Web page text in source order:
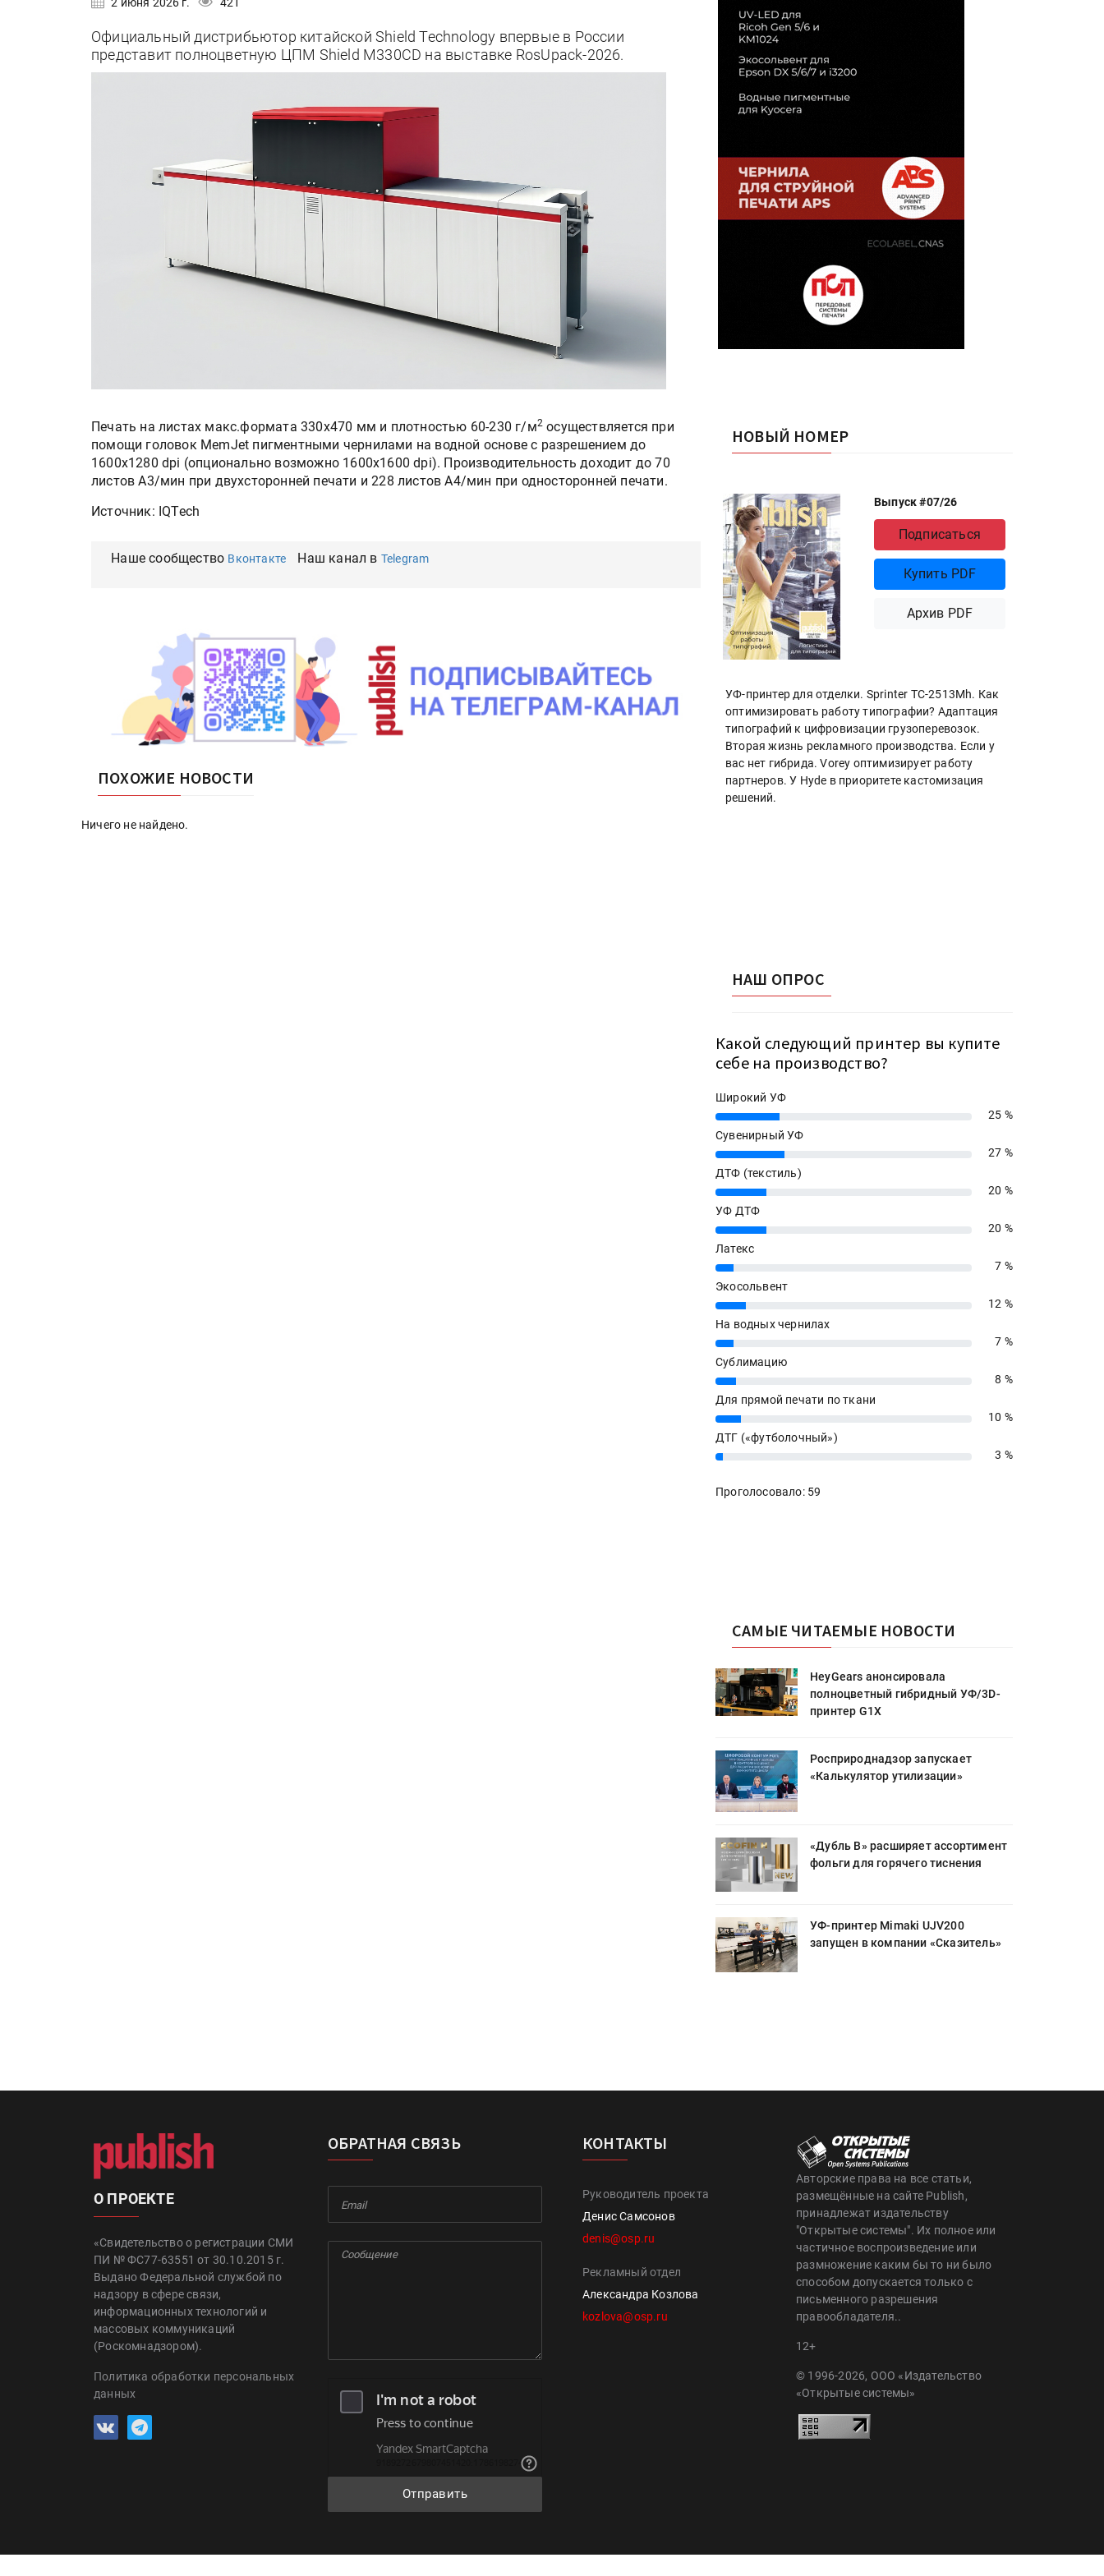
Официальный дистрибьютор китайской Shield Technology впервые в России
представит полноцветную ЦПМ Shield M330CD на выставке RosUpack-2026.
Печать на листах макс.формата 330х470 мм и плотностью 60-230 г/м2 осуществляется при
помощи головок MemJet пигментными чернилами на водной основе с разрешением до
1600х1280 dpi (опционально возможно 1600х1600 dpi). Производительность доходит до 70
листов А3/мин при двухсторонней печати и 228 листов А4/мин при односторонней печати.
Источник: IQTech
Наше сообщество Вконтакте Наш канал в Telegram
ПОХОЖИЕ НОВОСТИ
Ничего не найдено.
НОВЫЙ НОМЕР
Выпуск #07/26
Подписаться
Купить PDF
Архив PDF
УФ-принтер для отделки. Sprinter ТС-2513Mh. Как
оптимизировать работу типографии? Адаптация
типографий к цифровизации грузоперевозок.
Вторая жизнь рекламного производства. Если у
вас нет гибрида. Vorey оптимизирует работу
партнеров. У Hyde в приоритете кастомизация
решений.
НАШ ОПРОС
Какой следующий принтер вы купите
себе на производство?
Широкий УФ
25%
25 %
Сувенирный УФ
27%
27 %
ДТФ (текстиль)
20%
20 %
УФ ДТФ
20%
20 %
Латекс
7%
7 %
Экосольвент
12%
12 %
На водных чернилах
7%
7 %
Сублимацию
8%
8 %
Для прямой печати по ткани
10%
10 %
ДТГ («футболочный»)
3% 3 %
Проголосовало: 59
САМЫЕ ЧИТАЕМЫЕ НОВОСТИ
HeyGears анонсировала
полноцветный гибридный УФ/3D-
принтер G1X
Росприроднадзор запускает
«Калькулятор утилизации»
«Дубль В» расширяет ассортимент
фольги для горячего тиснения
УФ-принтер Mimaki UJV200
запущен в компании «Сказитель»
О ПРОЕКТЕ
«Свидетельство о регистрации СМИ
ПИ № ФС77-63551 от 30.10.2015 г.
Выдано Федеральной службой по
надзору в сфере связи,
информационных технологий и
массовых коммуникаций
(Роскомнадзором).
Политика обработки персональных
данных
ОБРАТНАЯ СВЯЗЬ
Отправить
КОНТАКТЫ
Руководитель проекта
Денис Самсонов
denis@osp.ru
Рекламный отдел
Александра Козлова
kozlova@osp.ru
Авторские права на все статьи,
размещённые на сайте Publish,
принадлежат издательству
"Открытые системы". Их полное или
частичное воспроизведение или
размножение каким бы то ни было
способом допускается только с
письменного разрешения
правообладателя..
12+
© 1996-2026, ООО «Издательство
«Открытые системы»